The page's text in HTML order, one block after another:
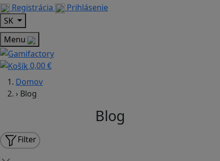
Registrácia
Prihlásenie
SK
Menu
0,00 €
Domov
› Blog
Blog
Filter